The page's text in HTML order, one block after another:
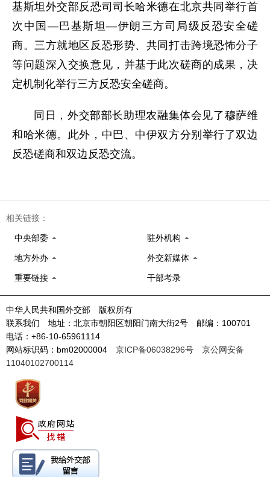
基斯坦外交部反恐司司长哈米德在北京共同举行首
次中国—巴基斯坦—伊朗三方司局级反恐安全磋
商。三方就地区反恐形势、共同打击跨境恐怖分子
等问题深入交换意见，并基于此次磋商的成果，决
定机制化举行三方反恐安全磋商。
同日，外交部部长助理农融集体会见了穆萨维
和哈米德。此外，中巴、中伊双方分别举行了双边
反恐磋商和双边反恐交流。
相关链接：
中央部委 驻外机构
地方外办 外交新媒体
重要链接 干部考录
中华人民共和国外交部 版权所有
联系我们 地址：北京市朝阳区朝阳门南大街2号 邮编：100701
电话：+86-10-65961114
网站标识码：bm02000004 京ICP备06038296号
京公网安备
11040102700114